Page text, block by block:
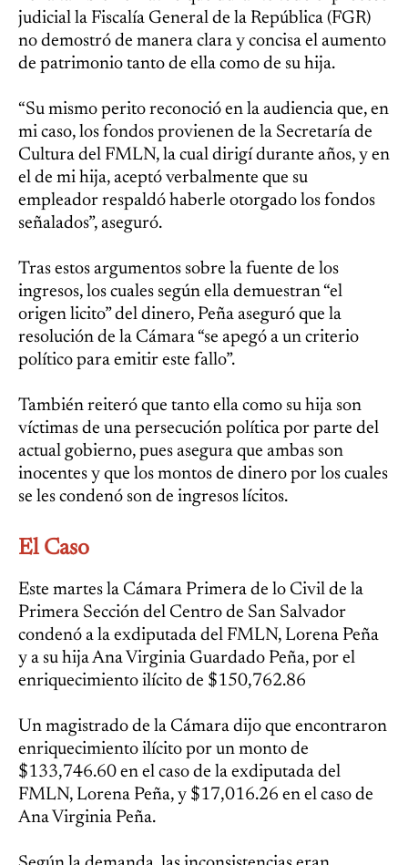
judicial la Fiscalía General de la República (FGR)
no demostró de manera clara y concisa el aumento
de patrimonio tanto de ella como de su hija.
“Su mismo perito reconoció en la audiencia que, en
mi caso, los fondos provienen de la Secretaría de
Cultura del FMLN, la cual dirigí durante años, y en
el de mi hija, aceptó verbalmente que su
empleador respaldó haberle otorgado los fondos
señalados”, aseguró.
Tras estos argumentos sobre la fuente de los
ingresos, los cuales según ella demuestran “el
origen licito” del dinero, Peña aseguró que la
resolución de la Cámara “se apegó a un criterio
político para emitir este fallo”.
También reiteró que tanto ella como su hija son
víctimas de una persecución política por parte del
actual gobierno, pues asegura que ambas son
inocentes y que los montos de dinero por los cuales
se les condenó son de ingresos lícitos.
El Caso
Este martes la Cámara Primera de lo Civil de la
Primera Sección del Centro de San Salvador
condenó a la exdiputada del FMLN, Lorena Peña
y a su hija Ana Virginia Guardado Peña, por el
enriquecimiento ilícito de $150,762.86
Un magistrado de la Cámara dijo que encontraron
enriquecimiento ilícito por un monto de
$133,746.60 en el caso de la exdiputada del
FMLN, Lorena Peña, y $17,016.26 en el caso de
Ana Virginia Peña.